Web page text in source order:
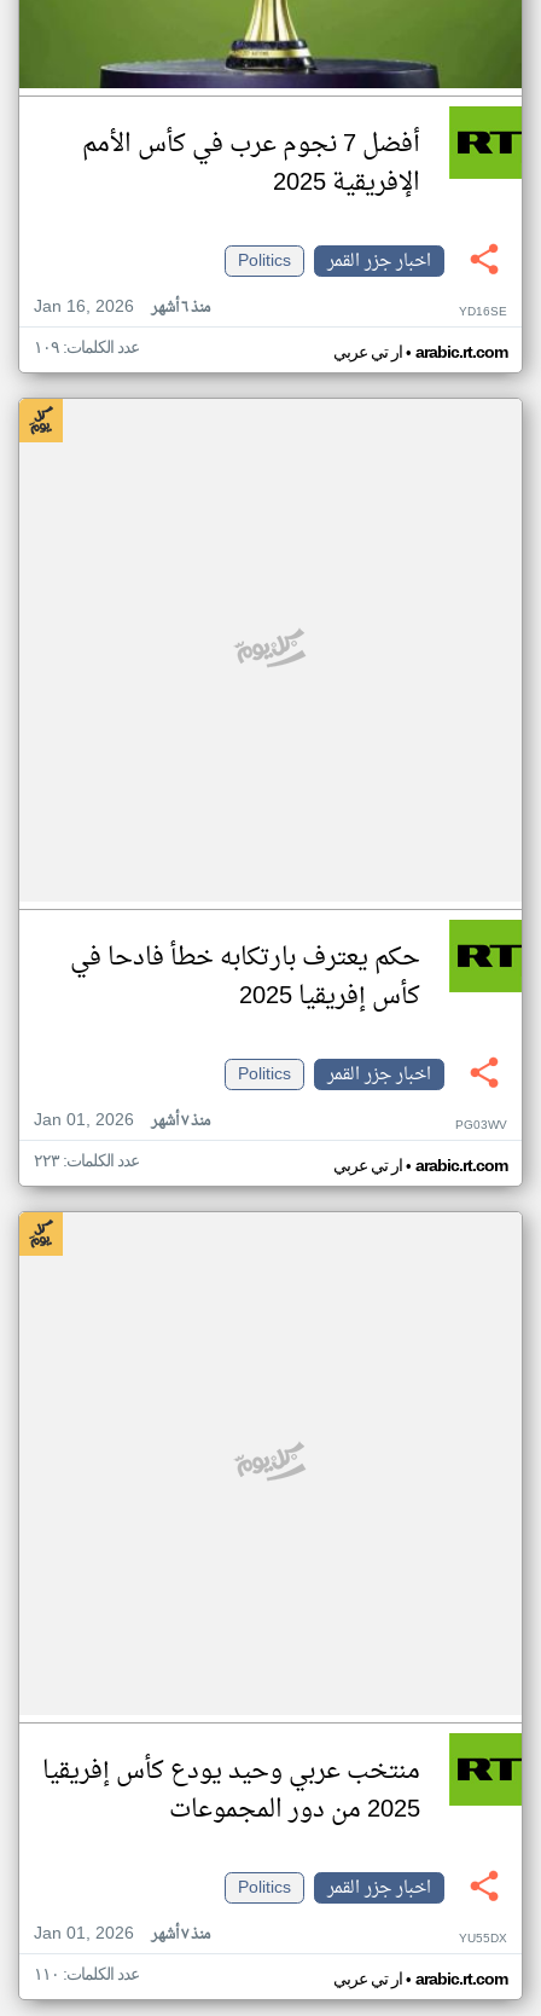
أفضل 7 نجوم عرب في كأس الأمم
الإفريقية 2025
اخبار جزر القمر
Politics
Jan 16, 2026
منذ ٦ أشهر YD16SE
ار تي عربي• arabic.rt.com عدد الكلمات: ١٠٩
حكم يعترف بارتكابه خطأ فادحا في
كأس إفريقيا 2025
اخبار جزر القمر
Politics
Jan 01, 2026
منذ ٧ أشهر PG03WV
ار تي عربي• arabic.rt.com عدد الكلمات: ٢٢٣
منتخب عربي وحيد يودع كأس إفريقيا
2025 من دور المجموعات
اخبار جزر القمر
Politics
Jan 01, 2026
منذ ٧ أشهر YU55DX
ار تي عربي• arabic.rt.com عدد الكلمات: ١١٠